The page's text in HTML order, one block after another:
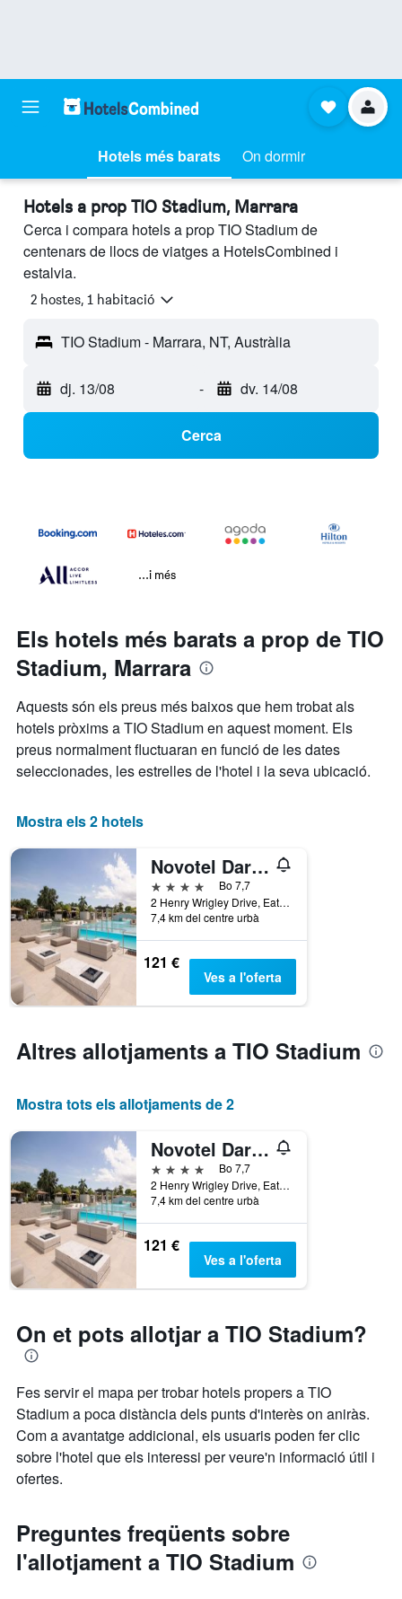
Hotels més barats On dormir
Hotels a prop TIO Stadium, Marrara
Cerca i compara hotels a prop TIO Stadium de
centenars de llocs de viatges a HotelsCombined i
estalvia.
2 hostes, 1 habitació
TIO Stadium - Marrara, NT, Austràlia
dj. 13/08 - dv. 14/08
Cerca
...i més
Els hotels més barats a prop de TIO
Stadium, Marrara
Aquests són els preus més baixos que hem trobat als
hotels pròxims a TIO Stadium en aquest moment. Els
preus normalment fluctuaran en funció de les dates
seleccionades, les estrelles de l'hotel i la seva ubicació.
Mostra els 2 hotels
Novotel Darwin Airport
4 estrelles
Bo 7,7
2 Henry Wrigley Drive, Eaton, Darwin, NT, Austràlia
7,4 km del centre urbà
121 €
Ves a l'oferta
Altres allotjaments a TIO Stadium
Mostra tots els allotjaments de 2
Novotel Darwin Airport
4 estrelles
Bo 7,7
2 Henry Wrigley Drive, Eaton, Darwin, NT, Austràlia
7,4 km del centre urbà
121 €
Ves a l'oferta
On et pots allotjar a TIO Stadium?
Fes servir el mapa per trobar hotels propers a TIO
Stadium a poca distància dels punts d'interès on aniràs.
Com a avantatge addicional, els usuaris poden fer clic
sobre l'hotel que els interessi per veure'n informació útil i
ofertes.
Preguntes freqüents sobre
l'allotjament a TIO Stadium